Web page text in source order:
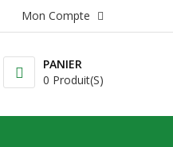
Mon Compte
PANIER
0 Produit(s)